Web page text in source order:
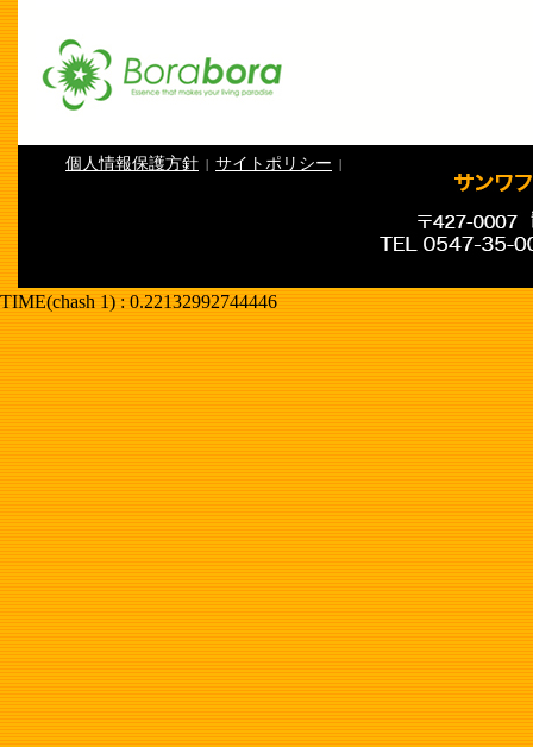
個人情報保護方針 | サイトポリシー |
TIME(chash 1) : 0.22132992744446